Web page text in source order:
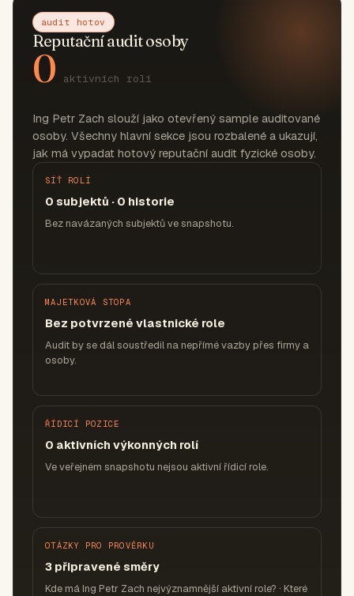
audit hotov
Reputační audit osoby
0 aktivních rolí
Ing Petr Zach slouží jako otevřený sample auditované
osoby. Všechny hlavní sekce jsou rozbalené a ukazují,
jak má vypadat hotový reputační audit fyzické osoby.
SÍŤ ROLÍ
0 subjektů · 0 historie
Bez navázaných subjektů ve snapshotu.
MAJETKOVÁ STOPA
Bez potvrzené vlastnické role
Audit by se dál soustředil na nepřímé vazby přes firmy a
osoby.
ŘÍDICÍ POZICE
0 aktivních výkonných rolí
Ve veřejném snapshotu nejsou aktivní řídicí role.
OTÁZKY PRO PROVĚRKU
3 připravené směry
Kde má Ing Petr Zach nejvýznamnější aktivní role? · Které